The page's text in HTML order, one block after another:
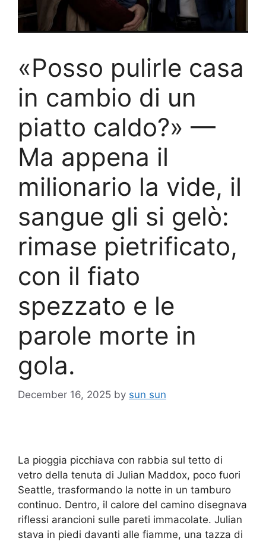
«Posso pulirle casa
in cambio di un
piatto caldo?» —
Ma appena il
milionario la vide, il
sangue gli si gelò:
rimase pietrificato,
con il fiato
spezzato e le
parole morte in
gola.
December 16, 2025 by sun sun
La pioggia picchiava con rabbia sul tetto di
vetro della tenuta di Julian Maddox, poco fuori
Seattle, trasformando la notte in un tamburo
continuo. Dentro, il calore del camino disegnava
riflessi arancioni sulle pareti immacolate. Julian
stava in piedi davanti alle fiamme, una tazza di